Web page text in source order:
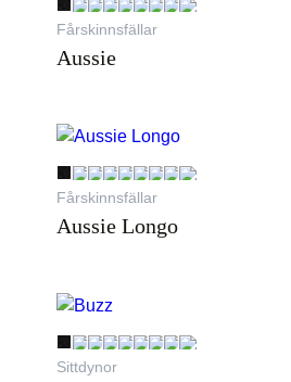
Fårskinnsfällar
Aussie
Fårskinnsfällar
Aussie Longo
Sittdynor